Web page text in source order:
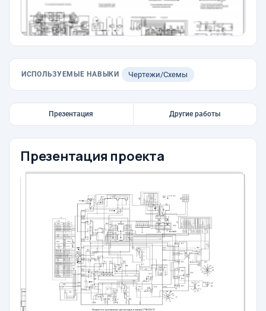
ИСПОЛЬЗУЕМЫЕ НАВЫКИ Чертежи/Схемы
Презентация Другие работы
Презентация проекта